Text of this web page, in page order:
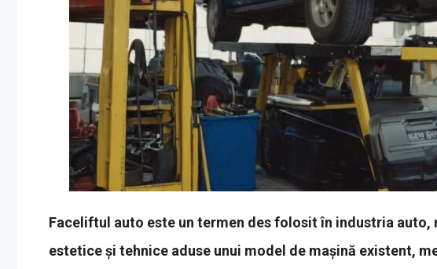
Faceliftul auto este un termen des folosit în industria
estetice și tehnice aduse unui model de mașină existent,